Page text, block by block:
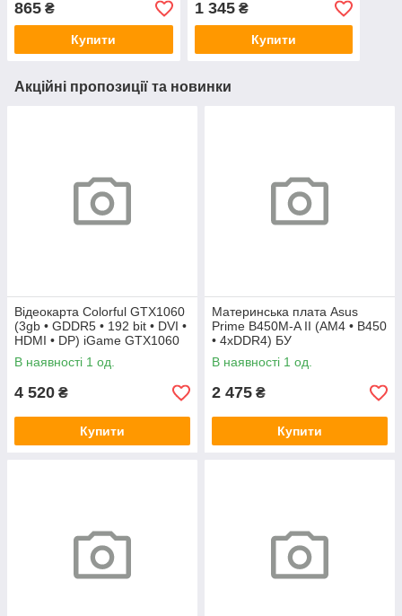
865 ₴
Купити
1 345₴
Купити
Акційні пропозиції та новинки
Відеокарта Colorful GTX1060
(3gb • GDDR5 • 192 bit • DVI •
HDMI • DP) iGame GTX1060
Vulcan U 3G БУ
В наявності 1 од.
4 520 ₴
Купити
Материнська плата Asus
Prime B450M-A II (AM4 • B450
• 4xDDR4) БУ
В наявності 1 од.
2 475 ₴
Купити